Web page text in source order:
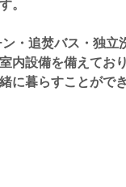
。
・追焚バス・独立
内設備を備えてお
に暮らすことができ